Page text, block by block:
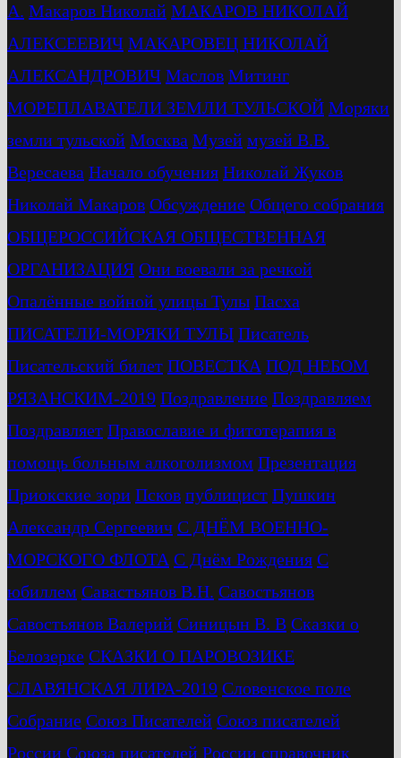
А. Макаров Николай МАКАРОВ НИКОЛАЙ
АЛЕКСЕЕВИЧ МАКАРОВЕЦ НИКОЛАЙ
АЛЕКСАНДРОВИЧ Маслов Митинг
МОРЕПЛАВАТЕЛИ ЗЕМЛИ ТУЛЬСКОЙ Моряки
земли тульской Москва Музей музей В.В.
Вересаева Начало обучения Николай Жуков
Николай Макаров Обсуждение Общего собрания
ОБЩЕРОССИЙСКАЯ ОБЩЕСТВЕННАЯ
ОРГАНИЗАЦИЯ Они воевали за речкой
Опалённые войной улицы Тулы Пасха
ПИСАТЕЛИ-МОРЯКИ ТУЛЫ Писатель
Писательский билет ПОВЕСТКА ПОД НЕБОМ
РЯЗАНСКИМ-2019 Поздравление Поздравляем
Поздравляет Православие и фитотерапия в
помощь больным алкоголизмом Презентация
Приокские зори Псков публицист Пушкин
Александр Сергеевич С ДНЁМ ВОЕННО-
МОРСКОГО ФЛОТА С Днём Рождения С
юбиллем Савастьянов В.Н. Савостьянов
Савостьянов Валерий Синицын В. В Сказки о
Белозерке СКАЗКИ О ПАРОВОЗИКЕ
СЛАВЯНСКАЯ ЛИРА-2019 Словенское поле
Собрание Союз Писателей Союз писателей
России Союза писателей России справочник